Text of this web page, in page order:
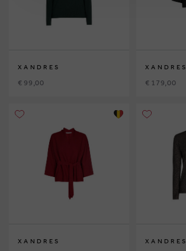
XANDRES
€ 99,00
XANDRES
€ 179,00
XANDRES XANDRES